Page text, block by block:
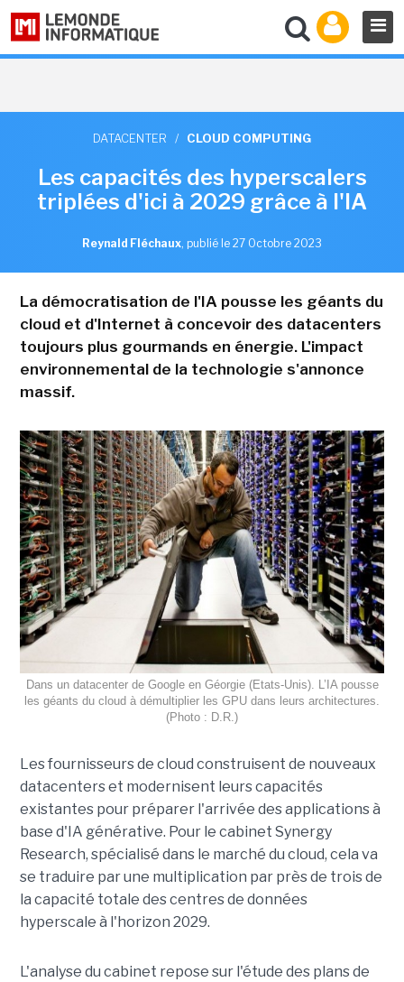
DATACENTER / CLOUD COMPUTING
Les capacités des hyperscalers
triplées d'ici à 2029 grâce à l'IA
Reynald Fléchaux, publié le 27 Octobre 2023
La démocratisation de l'IA pousse les géants du
cloud et d'Internet à concevoir des datacenters
toujours plus gourmands en énergie. L'impact
environnemental de la technologie s'annonce
massif.
Dans un datacenter de Google en Géorgie (Etats-Unis). L’IA pousse
les géants du cloud à démultiplier les GPU dans leurs architectures.
(Photo : D.R.)
Les fournisseurs de cloud construisent de nouveaux
datacenters et modernisent leurs capacités
existantes pour préparer l'arrivée des applications à
base d'IA générative. Pour le cabinet Synergy
Research, spécialisé dans le marché du cloud, cela va
se traduire par une multiplication par près de trois de
la capacité totale des centres de données
hyperscale à l'horizon 2029.
L'analyse du cabinet repose sur l'étude des plans de